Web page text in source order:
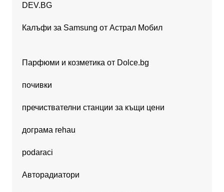
DEV.BG
Калъфи за Samsung от Астрал Мобил
Парфюми и козметика от Dolce.bg
почивки
пречиствателни станции за къщи цени
дограма rehau
podaraci
Авторадиатори